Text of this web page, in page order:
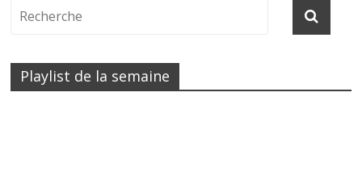
Playlist de la semaine